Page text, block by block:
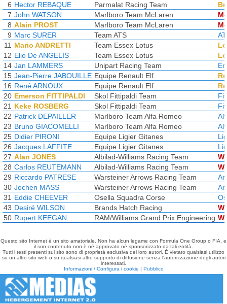
6 Hector REBAQUE Parmalat Racing Team
7 John WATSON Marlboro Team McLaren
8 Alain PROST Marlboro Team McLaren
9 Marc SURER Team ATS
11 Mario ANDRETTI Team Essex Lotus
12 Elio De ANGELIS Team Essex Lotus
14 Jan LAMMERS Unipart Racing Team
15 Jean-Pierre JABOUILLE Equipe Renault Elf
16 René ARNOUX Equipe Renault Elf
20 Emerson FITTIPALDI Skol Fittipaldi Team
21 Keke ROSBERG Skol Fittipaldi Team
22 Patrick DEPAILLER Marlboro Team Alfa Romeo
23 Bruno GIACOMELLI Marlboro Team Alfa Romeo
25 Didier PIRONI Equipe Ligier Gitanes
26 Jacques LAFFITE Equipe Ligier Gitanes
27 Alan JONES Albilad-Williams Racing Team
28 Carlos REUTEMANN Albilad-Williams Racing Team
29 Riccardo PATRESE Warsteiner Arrows Racing Team
30 Jochen MASS Warsteiner Arrows Racing Team
31 Eddie CHEEVER Osella Squadra Corse
43 Desiré WILSON Brands Hatch Racing
50 Rupert KEEGAN RAM/Williams Grand Prix Engineering
Questo sito Internet è un sito amatoriale. Non ha alcun legame con Formula One Group o FIA, e
il suo contenuto non è né approvato né sponsorizzato da tali entità.
Tutti i testi presenti sul sito sono di proprietà esclusiva dei loro autori. È vietato qualsiasi utilizzo
su un altro sito web o su qualsiasi altro supporto di diffusione senza l'autorizzazione degli autori
interessati.
Informazioni / Configura i cookie | Pubblico